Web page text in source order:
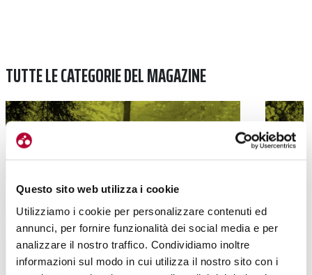
Questo sito web utilizza i cookie
Utilizziamo i cookie per personalizzare contenuti ed
annunci, per fornire funzionalità dei social media e per
analizzare il nostro traffico. Condividiamo inoltre
informazioni sul modo in cui utilizza il nostro sito con i
TUTTE LE CATEGORIE DEL MAGAZINE
PROPOSTE